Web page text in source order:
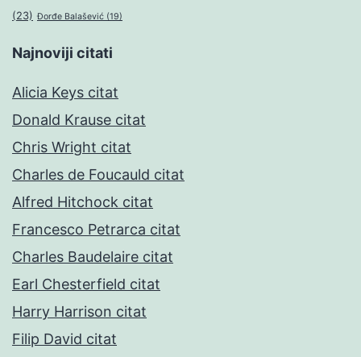
(23) Đorđe Balašević (19)
Najnoviji citati
Alicia Keys citat
Donald Krause citat
Chris Wright citat
Charles de Foucauld citat
Alfred Hitchock citat
Francesco Petrarca citat
Charles Baudelaire citat
Earl Chesterfield citat
Harry Harrison citat
Filip David citat